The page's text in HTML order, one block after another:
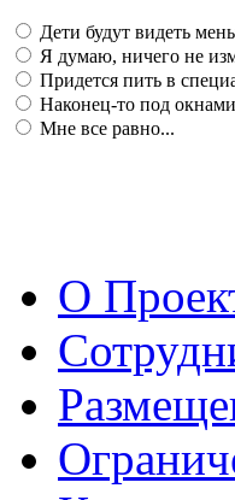
Дети будут видеть
Я думаю, ничего не
Придется пить в
Наконец-то под
Мне все равно...
О